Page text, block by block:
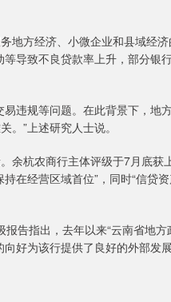
方经济、小微企业和县域经
导致不良贷款率上升，部分银
违规等问题。在此背景下，地
”上述研究人士说。
杭农商行主体评级于7月底获
在经营区域首位”，同时“信贷
指出，去年以来“云南省地方
好为该行提供了良好的外部发展